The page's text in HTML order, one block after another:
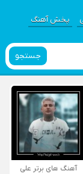
پخش آهنگ
جستجو
آهنگ های برتر علی